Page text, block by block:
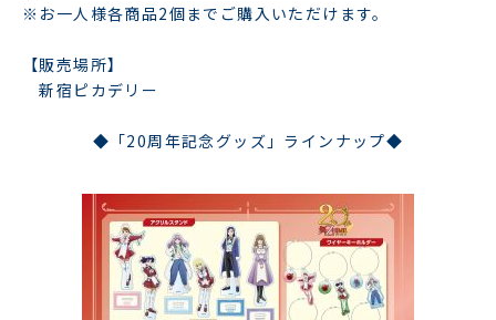
※お一人様各商品2個までご購入いただけます。
【販売場所】
新宿ピカデリー
◆「20周年記念グッズ」ラインナップ◆